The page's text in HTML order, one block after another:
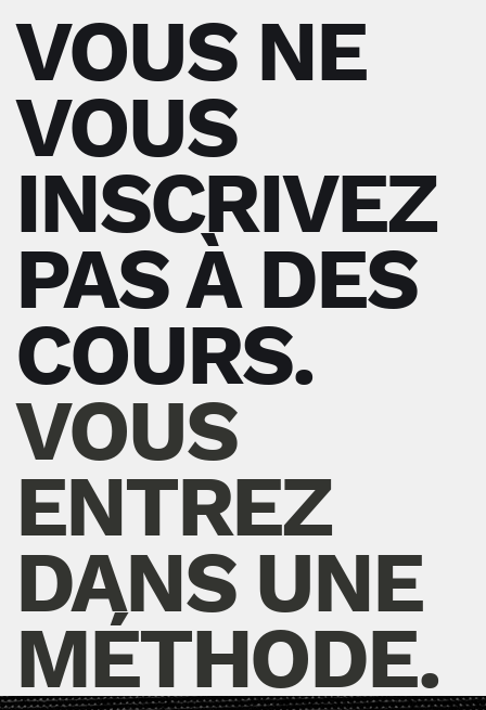
VOUS NE
VOUS
INSCRIVEZ
PAS À DES
COURS.
VOUS
ENTREZ
DANS UNE
MÉTHODE.